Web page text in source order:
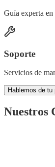
Guía experta
Soporte
Servicios de
Hablemos de tu
Nuestros